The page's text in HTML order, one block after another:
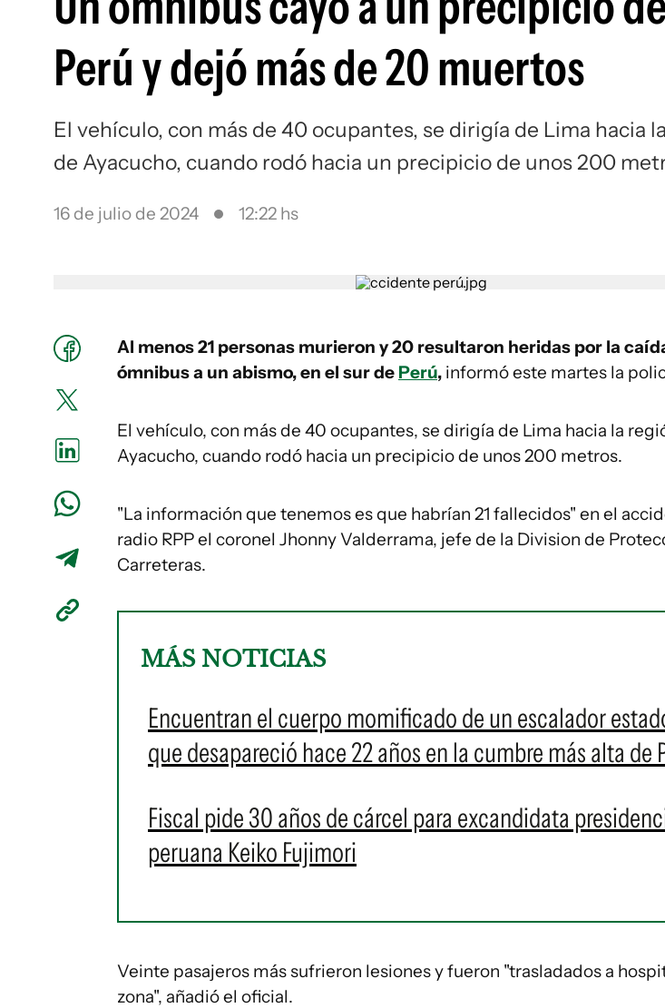
Perú y dejó más de 20 muertos
El vehículo, con más de 40 ocupantes, se dirigía de Lima hacia
de Ayacucho, cuando rodó hacia un precipicio de unos 200
16 de julio de 2024 12:22 hs
Al menos 21 personas murieron y 20 resultaron heridas por la
ómnibus a un abismo, en el sur de Perú, informó este martes la
El vehículo, con más de 40 ocupantes, se dirigía de Lima hacia la
Ayacucho, cuando rodó hacia un precipicio de unos 200 metros.
"La información que tenemos es que habrían 21 fallecidos" en el
radio RPP el coronel Jhonny Valderrama, jefe de la Division de
Carreteras.
MÁS NOTICIAS
Encuentran el cuerpo momificado de un escalador
que desapareció hace 22 años en la cumbre más alta de
Fiscal pide 30 años de cárcel para excandidata
peruana Keiko Fujimori
Veinte pasajeros más sufrieron lesiones y fueron "trasladados a
zona", añadió el oficial.